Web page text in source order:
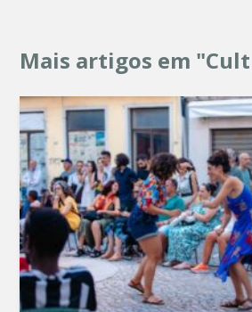
Mais artigos em